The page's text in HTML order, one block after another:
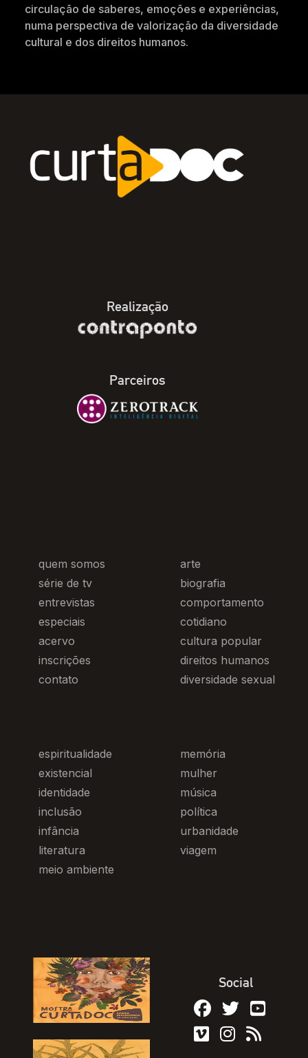
circulação de saberes, emoções e experiências,
numa perspectiva de valorização da diversidade
cultural e dos direitos humanos.
Realização
Parceiros
quem somos
série de tv
entrevistas
especiais
acervo
inscrições
contato
arte
biografia
comportamento
cotidiano
cultura popular
direitos humanos
diversidade sexual
espiritualidade
existencial
identidade
inclusão
infância
literatura
meio ambiente
memória
mulher
música
política
urbanidade
viagem
Social